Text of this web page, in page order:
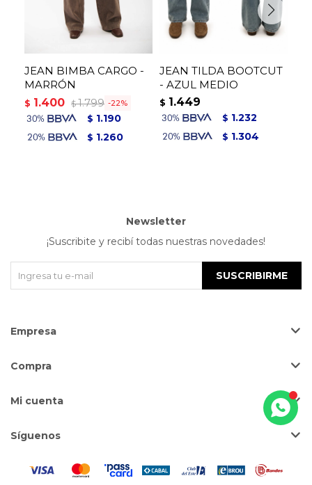
JEAN BIMBA CARGO -
MARRÓN
$ 1.400 $ 1.799 22
$ 1.190
$ 1.260
JEAN TILDA BOOTCUT
- AZUL MEDIO
$ 1.449
$ 1.232
$ 1.304
Empresa
Compra
Mi cuenta
Síguenos
Newsletter
¡Suscribite y recibí todas nuestras novedades!
SUSCRIBIRME